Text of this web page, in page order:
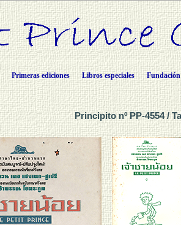
Primeras ediciones Libros especiales Fundación
Principito nº PP-4554 /